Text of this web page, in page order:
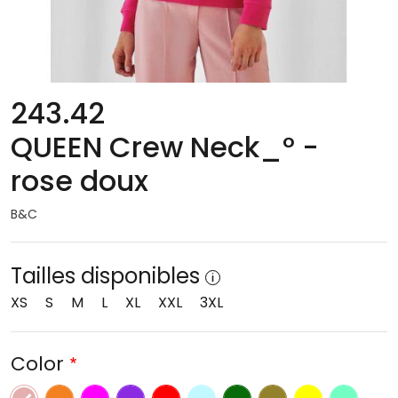
243.42
QUEEN Crew Neck_° -
rose doux
B&C
Tailles disponibles
XS S M L XL XXL 3XL
Color